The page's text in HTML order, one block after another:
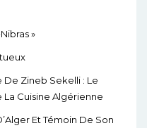
»
De Zineb Sekelli : Le
Cuisine Algérienne
Et Témoin De Son